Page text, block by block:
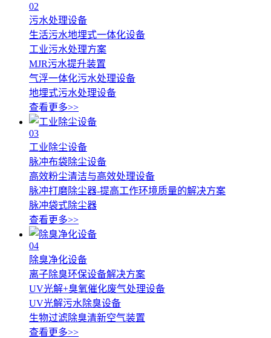
02
污水处理设备
生活污水地埋式一体化设备
工业污水处理方案
MJR污水提升装置
气浮一体化污水处理设备
地埋式污水处理设备
查看更多>>
03
工业除尘设备
脉冲布袋除尘设备
高效粉尘清洁与高效处理设备
脉冲打磨除尘器-提高工作环境质量的解决方案
脉冲袋式除尘器
查看更多>>
04
除臭净化设备
离子除臭环保设备解决方案
UV光解+臭氧催化废气处理设备
UV光解污水除臭设备
生物过滤除臭清新空气装置
查看更多>>